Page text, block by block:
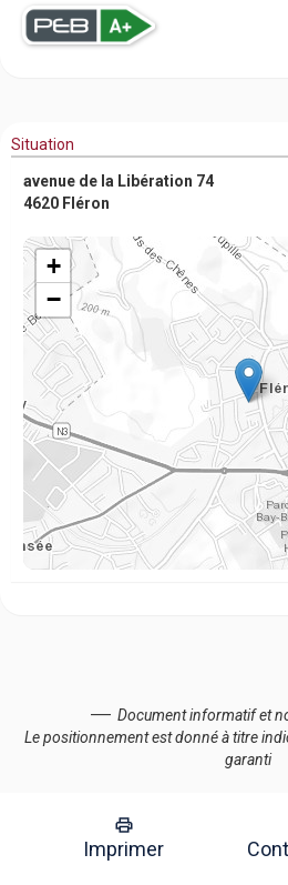
Situation
avenue de la Libération 74
4620 Fléron
+
−
Document informatif et
Le positionnement est donné à titre
garanti
Imprimer